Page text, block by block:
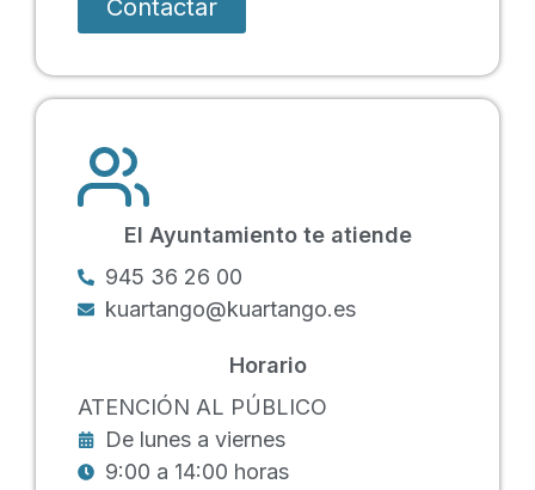
Contactar
El Ayuntamiento te atiende
945 36 26 00
kuartango@kuartango.es
Horario
ATENCIÓN AL PÚBLICO
De lunes a viernes
9:00 a 14:00 horas